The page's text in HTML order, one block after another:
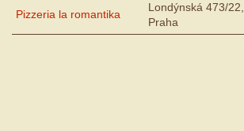
Pizzeria la romantika
Londýnská 473/22,
Praha